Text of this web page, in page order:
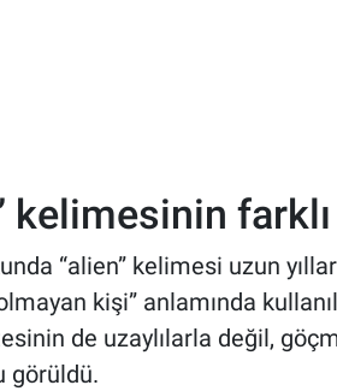
kelimesinin farklı
“alien” kelimesi uzun
kişi” anlamında
de uzaylılarla değil,
görüldü.